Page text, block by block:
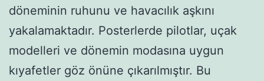
döneminin ruhunu ve havacılık aşkını
yakalamaktadır. Posterlerde pilotlar, uçak
modelleri ve dönemin modasına uygun
kıyafetler göz önüne çıkarılmıştır. Bu